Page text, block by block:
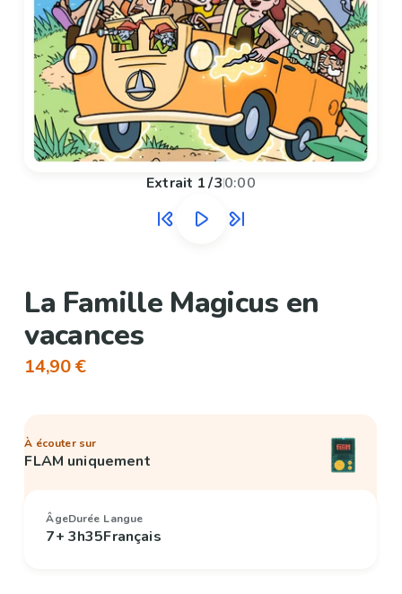
Extrait 1/30:00
La Famille Magicus en
vacances
14,90 €
À écouter sur
FLAM uniquement
Âge
7+
Durée
3h35
Langue
Français